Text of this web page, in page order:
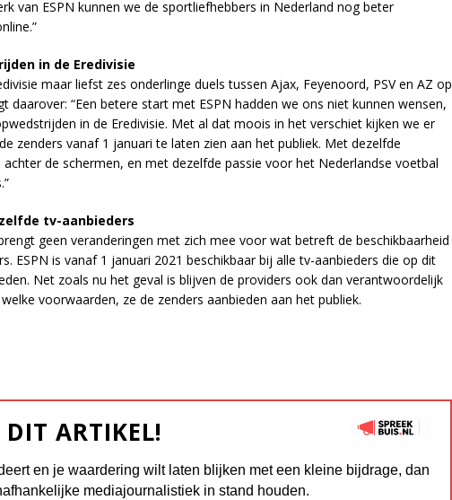
van ESPN kunnen we de sportliefhebbers in Nederland nog beter
in de Eredivisie
maar liefst zes onderlinge duels tussen Ajax, Feyenoord, PSV en AZ op
daarover: “Een betere start met ESPN hadden we ons niet kunnen wensen,
in de Eredivisie. Met al dat moois in het verschiet kijken we er
zenders vanaf 1 januari te laten zien aan het publiek. Met dezelfde
de schermen, en met dezelfde passie voor het Nederlandse voetbal
tv-aanbieders
geen veranderingen met zich mee voor wat betreft de beschikbaarheid
ESPN is vanaf 1 januari 2021 beschikbaar bij alle tv-aanbieders die op dit
Net zoals nu het geval is blijven de providers ook dan verantwoordelijk
voorwaarden, ze de zenders aanbieden aan het publiek.
DIT ARTIKEL!
en je waardering wilt laten blijken met een kleine bijdrage, dan
mediajournalistiek in stand houden.